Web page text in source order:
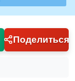
Поделиться